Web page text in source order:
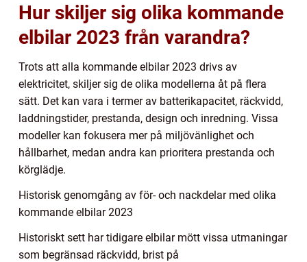
Hur skiljer sig olika kommande
elbilar 2023 från varandra?
Trots att alla kommande elbilar 2023 drivs av
elektricitet, skiljer sig de olika modellerna åt på flera
sätt. Det kan vara i termer av batterikapacitet, räckvidd,
laddningstider, prestanda, design och inredning. Vissa
modeller kan fokusera mer på miljövänlighet och
hållbarhet, medan andra kan prioritera prestanda och
körglädje.
Historisk genomgång av för- och nackdelar med olika
kommande elbilar 2023
Historiskt sett har tidigare elbilar mött vissa utmaningar
som begränsad räckvidd, brist på